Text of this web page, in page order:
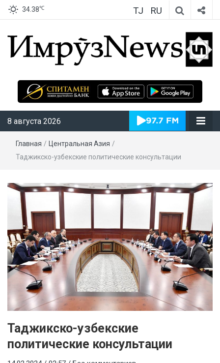
34.38℃ TJ RU
ИмрӯзNews
8 августа 2026
Главная / Центральная Азия /
Таджикско-узбекские политические консультации
Таджикско-узбекские
политические консультации